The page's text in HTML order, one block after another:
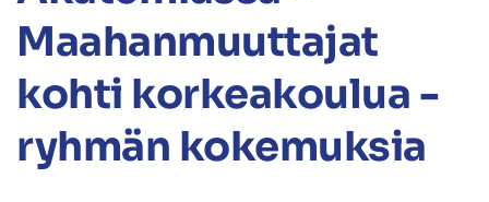
Maahanmuuttajat
kohti korkeakoulua -
ryhmän kokemuksia